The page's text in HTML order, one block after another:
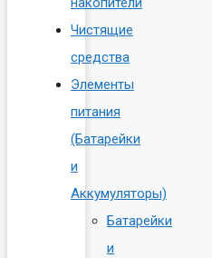
Чистящие
средства
Элементы
питания
(Батарейки
и
Аккумуляторы)
Батарейки
и